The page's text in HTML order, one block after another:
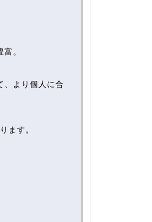
。
、より個人に合
ます。